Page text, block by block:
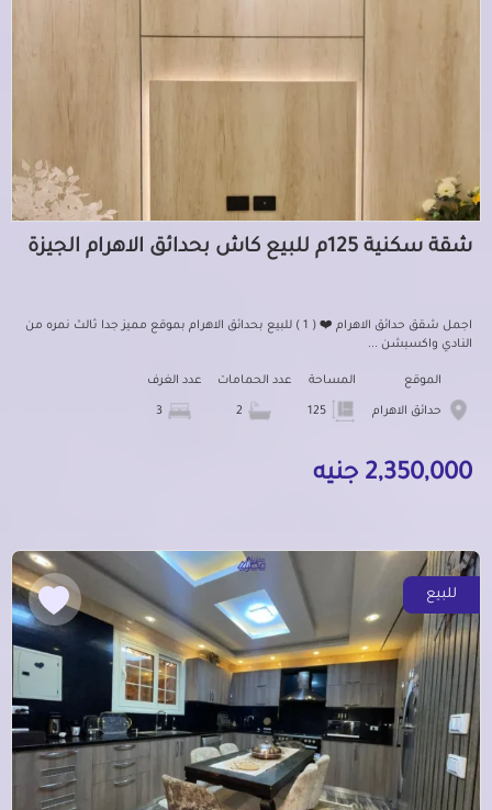
شقة سكنية 125م للبيع كاش بحدائق الاهرام الجيزة
اجمل شقق حدائق الاهرام ❤️ ( 1 ) للبيع بحدائق الاهرام بموقع مميز جدا ثالث نمره من
النادي واكسبشن ...
الموقع
حدائق الاهرام
المساحة عدد الحمامات عدد الغرف
2,350,000 جنيه
للبيع